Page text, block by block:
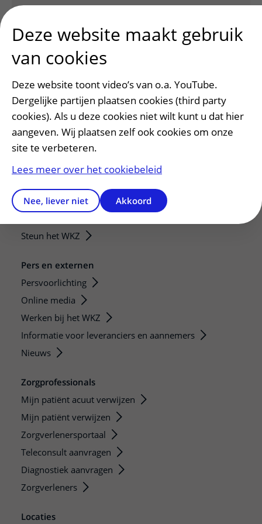
Patiëntenservice
Regels en rechten
Samenwerken met patiënten
Steun het WKZ
Pers en externen
Persvoorlichting
Online media
Werken bij het WKZ
Informatie voor leveranciers en aannemers
Nieuws
Zorgprofessionals
Mijn patiënt acuut verwijzen
Mijn patiënt verwijzen
Zorgverlenersportaal
Teleconsult aanvragen
Diagnostiek aanvragen
Zorgverleners
Locaties
Deze website maakt gebruik
van cookies
Deze website toont video’s van o.a. YouTube.
Dergelijke partijen plaatsen cookies (third party
cookies). Als u deze cookies niet wilt kunt u dat hier
aangeven. Wij plaatsen zelf ook cookies om onze
site te verbeteren.
Lees meer over het cookiebeleid
Nee, liever niet Akkoord